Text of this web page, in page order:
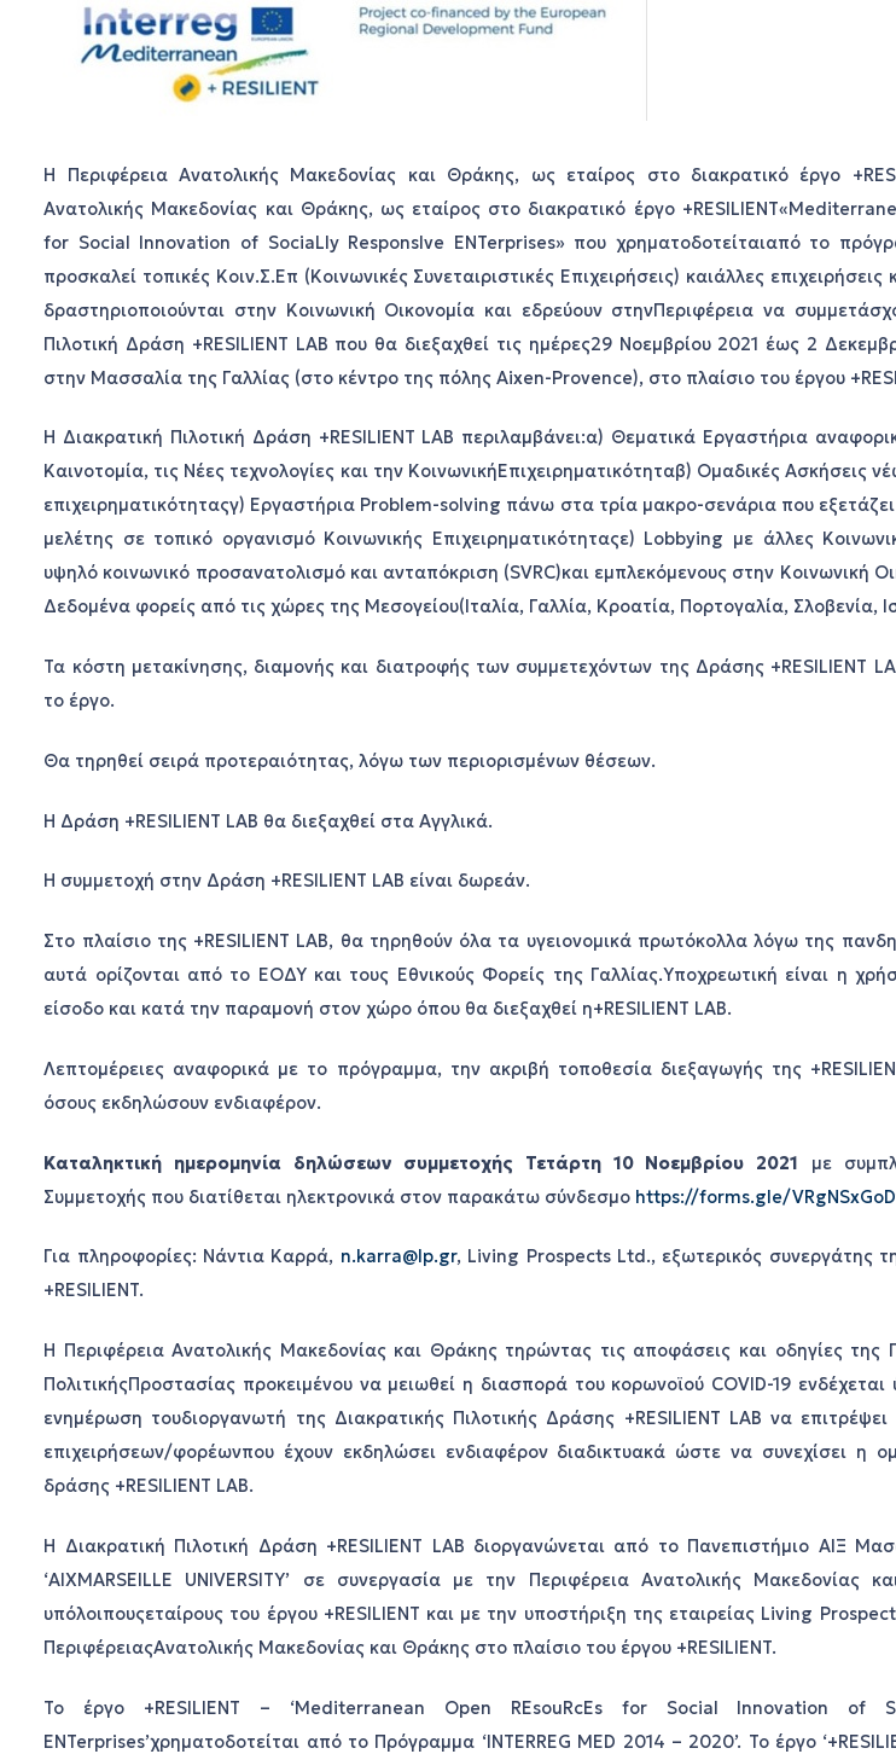
Η Περιφέρεια Ανατολικής Μακεδονίας και Θράκης, ως εταίρος στο διακρατικό έργο
Ανατολικής Μακεδονίας και Θράκης, ως εταίρος στο διακρατικό έργο
for Social Innovation of SociaLly ResponsIve ENTerprises» που χρηματοδοτείταιαπό το
προσκαλεί τοπικές Κοιν.Σ.Επ (Κοινωνικές Συνεταιριστικές Επιχειρήσεις) καιάλλες
δραστηριοποιούνται στην Κοινωνική Οικονομία και εδρεύουν στηνΠεριφέρεια να
Πιλοτική Δράση +RESILIENT LAB που θα διεξαχθεί τις ημέρες29 Νοεμβρίου 2021 έως 2
στην Μασσαλία της Γαλλίας (στο κέντρο της πόλης Aixen-Provence), στο πλαίσιο του έργου
Η Διακρατική Πιλοτική Δράση +RESILIENT LAB περιλαμβάνει:α) Θεματικά Εργαστήρια
Καινοτομία, τις Νέες τεχνολογίες και την ΚοινωνικήΕπιχειρηματικότηταβ) Ομαδικές Ασκήσεις
επιχειρηματικότηταςγ) Εργαστήρια Problem-solving πάνω στα τρία μακρο-σενάρια που
μελέτης σε τοπικό οργανισμό Κοινωνικής Επιχειρηματικότηταςε) Lobbying με άλλες
υψηλό κοινωνικό προσανατολισμό και ανταπόκριση (SVRC)και εμπλεκόμενους στην Κοινωνική
Δεδομένα φορείς από τις χώρες της Μεσογείου(Ιταλία, Γαλλία, Κροατία, Πορτογαλία, Σλοβενία,
Τα κόστη μετακίνησης, διαμονής και διατροφής των συμμετεχόντων της Δράσης +RESILIENT
το έργο.
Θα τηρηθεί σειρά προτεραιότητας, λόγω των περιορισμένων θέσεων.
Η Δράση +RESILIENT LAB θα διεξαχθεί στα Αγγλικά.
Η συμμετοχή στην Δράση +RESILIENT LAB είναι δωρεάν.
Στο πλαίσιο της +RESILIENT LAB, θα τηρηθούν όλα τα υγειονομικά πρωτόκολλα λόγω της
αυτά ορίζονται από το ΕΟΔΥ και τους Εθνικούς Φορείς της Γαλλίας.Υποχρεωτική είναι η
είσοδο και κατά την παραμονή στον χώρο όπου θα διεξαχθεί η+RESILIENT LAB.
Λεπτομέρειες αναφορικά με το πρόγραμμα, την ακριβή τοποθεσία διεξαγωγής της
όσους εκδηλώσουν ενδιαφέρον.
Καταληκτική ημερομηνία δηλώσεων συμμετοχής Τετάρτη 10 Νοεμβρίου 2021 με
Συμμετοχής που διατίθεται ηλεκτρονικά στον παρακάτω σύνδεσμο https://forms.gle/
Για πληροφορίες: Νάντια Καρρά, n.karra@lp.gr, Living Prospects Ltd., εξωτερικός συνεργάτης
+RESILIENT.
Η Περιφέρεια Ανατολικής Μακεδονίας και Θράκης τηρώντας τις αποφάσεις και οδηγίες της
ΠολιτικήςΠροστασίας προκειμένου να μειωθεί η διασπορά του κορωνοϊού COVID-19
ενημέρωση τουδιοργανωτή της Διακρατικής Πιλοτικής Δράσης +RESILIENT LAB να
επιχειρήσεων/φορέωνπου έχουν εκδηλώσει ενδιαφέρον διαδικτυακά ώστε να συνεχίσει η
δράσης +RESILIENT LAB.
Η Διακρατική Πιλοτική Δράση +RESILIENT LAB διοργανώνεται από το Πανεπιστήμιο ΑΙΞ
‘AIXMARSEILLE UNIVERSITY’ σε συνεργασία με την Περιφέρεια Ανατολικής Μακεδονίας
υπόλοιπουςεταίρους του έργου +RESILIENT και με την υποστήριξη της εταιρείας Living
ΠεριφέρειαςΑνατολικής Μακεδονίας και Θράκης στο πλαίσιο του έργου +RESILIENT.
Το έργο +RESILIENT – ‘Mediterranean Open REsouRcEs for Social Innovation of
ENTerprises’χρηματοδοτείται από το Πρόγραμμα ‘INTERREG MED 2014 – 2020’. Το έργο